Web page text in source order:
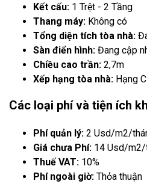
Kết cấu: 1 Trệt - 2 Tầng
Thang máy: Không có
Tổng diện tích tòa nhà:
Sàn điển hình: Đang cập
Chiều cao trần: 2,7m
Xếp hạng tòa nhà: Hạng C
Các loại phí và tiện ích
Phí quản lý: 2 Usd/m2/
Giá chưa Phí: 14 Usd/m2/
Thuế VAT: 10%
Phí ngoài giờ: Thỏa thuận